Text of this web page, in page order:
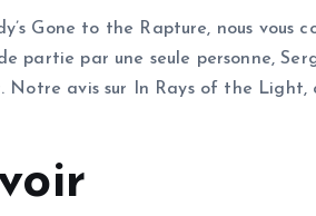
Gone to the Rapture, nous vous
partie par une seule personne,
avis sur In Rays of the Light,